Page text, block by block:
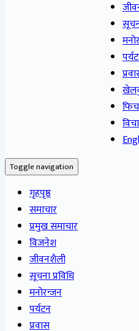
Toggle navigation
गृहपृष्ठ
समाचार
प्रमुख समाचार
विजनेश
जीवनशैली
सूचना प्रविधि
मनोरन्जन
पर्यटन
प्रवास